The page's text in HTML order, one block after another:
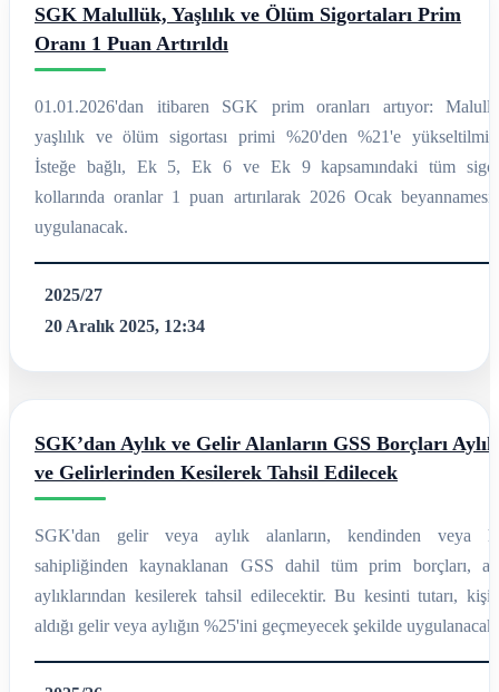
SGK Malullük, Yaşlılık ve Ölüm Sigortaları Prim
Oranı 1 Puan Artırıldı
01.01.2026'dan itibaren SGK prim oranları artıyor:
yaşlılık ve ölüm sigortası primi %20'den %21'e
İsteğe bağlı, Ek 5, Ek 6 ve Ek 9 kapsamındaki tüm
kollarında oranlar 1 puan artırılarak 2026 Ocak
uygulanacak.
2025/27
20 Aralık 2025, 12:34
SGK’dan Aylık ve Gelir Alanların GSS Borçları Aylık
ve Gelirlerinden Kesilerek Tahsil Edilecek
SGK'dan gelir veya aylık alanların, kendinden veya
sahipliğinden kaynaklanan GSS dahil tüm prim borçları,
aylıklarından kesilerek tahsil edilecektir. Bu kesinti tutarı,
aldığı gelir veya aylığın %25'ini geçmeyecek şekilde